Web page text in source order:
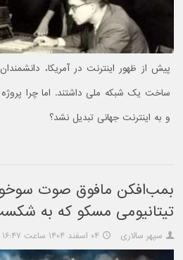
پیش از ظهور اینترنت در آمریکا،
و به اینترنت جهانی تبدیل نشد؟
تیتانیومی مسکو که به
سپهر سالاری ۰۴ اسفند ۱۴۰۴ ساعت ۱۶:۴۷